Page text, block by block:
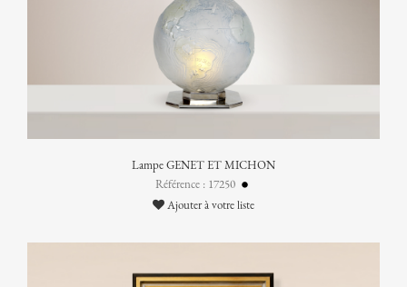
Lampe GENET ET MICHON
Référence : 17250
Ajouter à votre liste